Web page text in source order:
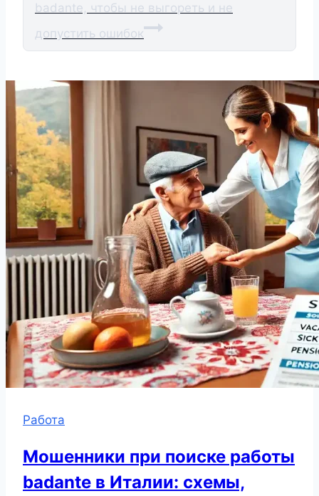
badante, чтобы не выгореть и не
допустить ошибок
Работа
Мошенники при поиске работы
badante в Италии: схемы,